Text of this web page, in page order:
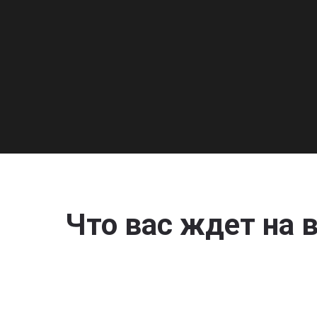
Что вас ждет на